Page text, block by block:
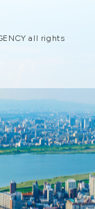
all rights